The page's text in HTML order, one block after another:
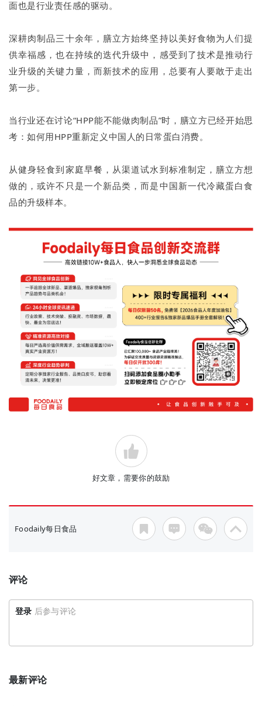
面也是行业责任感的驱动。
深耕肉制品三十余年，膳立方始终坚持以美好食物为人们提
供幸福感，也在持续的迭代升级中，感受到了技术是推动行
业升级的关键力量，而新技术的应用，总要有人要敢于走出
第一步。
当行业还在讨论“HPP能不能做肉制品”时，膳立方已经开始思
考：如何用HPP重新定义中国人的日常蛋白消费。
从健身轻食到家庭早餐，从渠道试水到标准制定，膳立方想
做的，或许不只是一个新品类，而是中国新一代冷藏蛋白食
品的升级样本。
好文章，需要你的鼓励
Foodaily每日食品
评论
登录 后参与评论
最新评论